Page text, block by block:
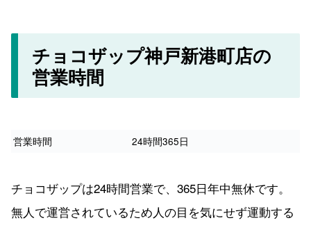
チョコザップ神戸新港町店の
営業時間
営業時間 24時間365日
チョコザップは24時間営業で、365日年中無休です。
無人で運営されているため人の目を気にせず運動する